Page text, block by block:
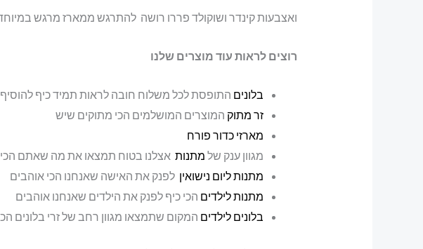
ואצבעות קינדר ושוקולד פררו רושה להתרגש ממארז מרגש
רוצים לראות עוד מוצרים שלנו
בלונים התופסת לכל משלוח חובה לראות תמיד כיף להוסיף
זר מתוק המוצרים המושלמים הכי מתוקים שיש
מארזי כדור פורח
מגוון ענק של מתנות אצלנו בטוח תמצאו את מה שאתם הכי
מתנות ליום נישואין לפנק את האישה שאנחנו הכי אוהבים
מתנות לילדים הכי כיף לפנק את הילדים שאנחנו אוהבים
בלונים לילדים המקום שתמצאו מגוון רחב של זרי בלונים